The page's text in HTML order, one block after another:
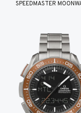
SPEEDMASTER